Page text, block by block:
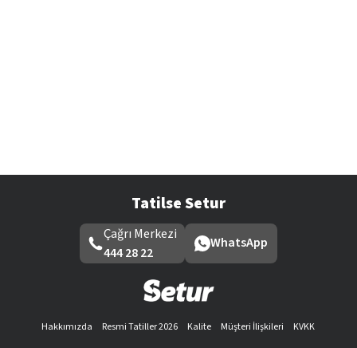
Tatilse Setur
Çağrı Merkezi
444 28 22
WhatsApp
Hakkımızda Resmi Tatiller 2026 Kalite Müşteri İlişkileri
KVKK